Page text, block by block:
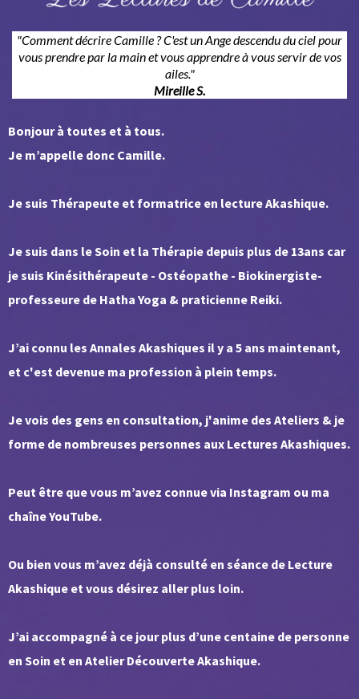
"Comment décrire Camille ? C'est un Ange descendu du ciel pour
vous prendre par la main et vous apprendre à vous servir de vos
ailes."
Mireille S.
Bonjour à toutes et à tous.
Je m’appelle donc Camille.
Je suis Thérapeute et formatrice en lecture Akashique.
Je suis dans le Soin et la Thérapie depuis plus de 13ans car
je suis Kinésithérapeute - Ostéopathe - Biokinergiste-
professeure de Hatha Yoga & praticienne Reiki.
J’ai connu les Annales Akashiques il y a 5 ans maintenant,
et c'est devenue ma profession à plein temps.
Je vois des gens en consultation, j'anime des Ateliers & je
forme de nombreuses personnes aux Lectures Akashiques.
Peut être que vous m’avez connue via Instagram ou ma
chaîne YouTube.
Ou bien vous m’avez déjà consulté en séance de Lecture
Akashique et vous désirez aller plus loin.
J’ai accompagné à ce jour plus d’une centaine de personne
en Soin et en Atelier Découverte Akashique.